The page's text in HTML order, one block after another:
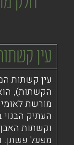
עין
עין קשתות
הקשתות),
מורשת
וקשתות
מפעל פשתן.